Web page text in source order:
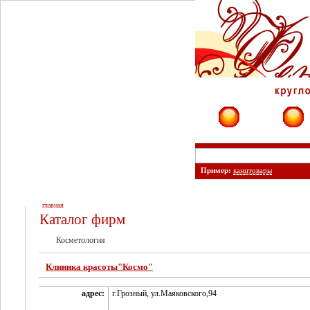
Пример: канцтовары
главная
Каталог фирм
Косметология
Клиника красоты"Космо"
адрес: г.Грозный, ул.Маяковского,94